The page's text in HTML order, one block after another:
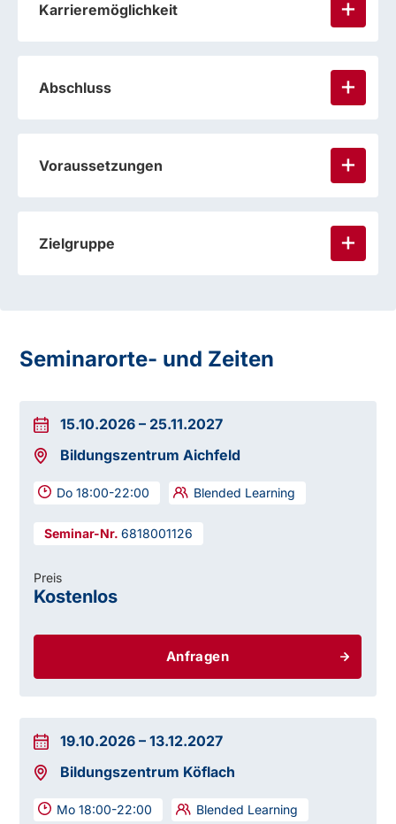
Karrieremöglichkeit
Abschluss
Voraussetzungen
Zielgruppe
Seminarorte- und Zeiten
15.10.2026 – 25.11.2027
Bildungszentrum Aichfeld
Do 18:00-22:00 Blended Learning
6818001126
Anfragen
Preis
Kostenlos
19.10.2026 –13.12.2027
Bildungszentrum Köflach
Mo 18:00-22:00 Blended Learning